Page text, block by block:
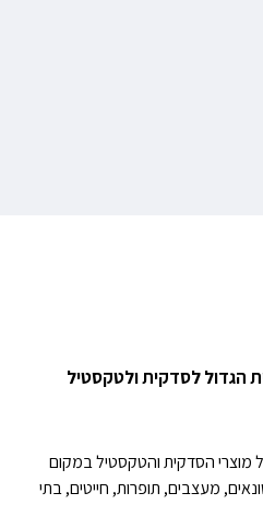
הגדול לסדקית ולטקסטיל
הסדקית והטקסטיל במקום
מעצבים, תופרות, חייטים, בתי